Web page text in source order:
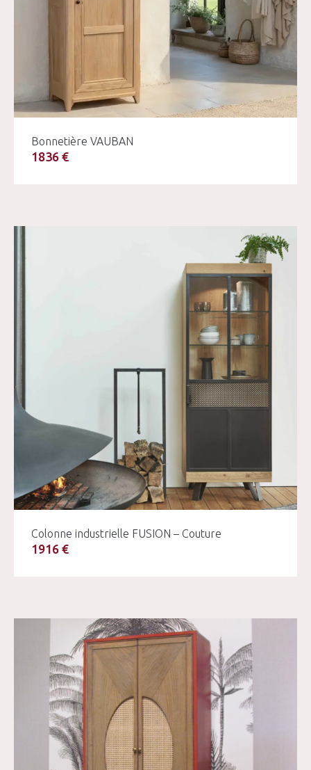
Bonnetière VAUBAN
1836 €
Colonne industrielle FUSION – Couture
1916 €